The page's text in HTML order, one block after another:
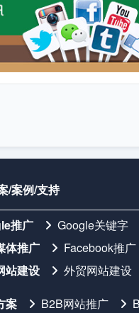
/案例/支持
推广 Google关键字
体推广
Facebook推广
站建设
外贸网站建设
案 B2B网站推广